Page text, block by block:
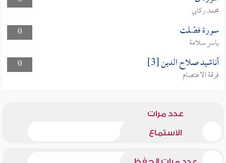
محمد ركابي
0
سورة فصّلت
ياسر سلامة
0
أناشيد صلاح الدين [3]
فرقة الاعتصام
عدد مرات
الاستماع